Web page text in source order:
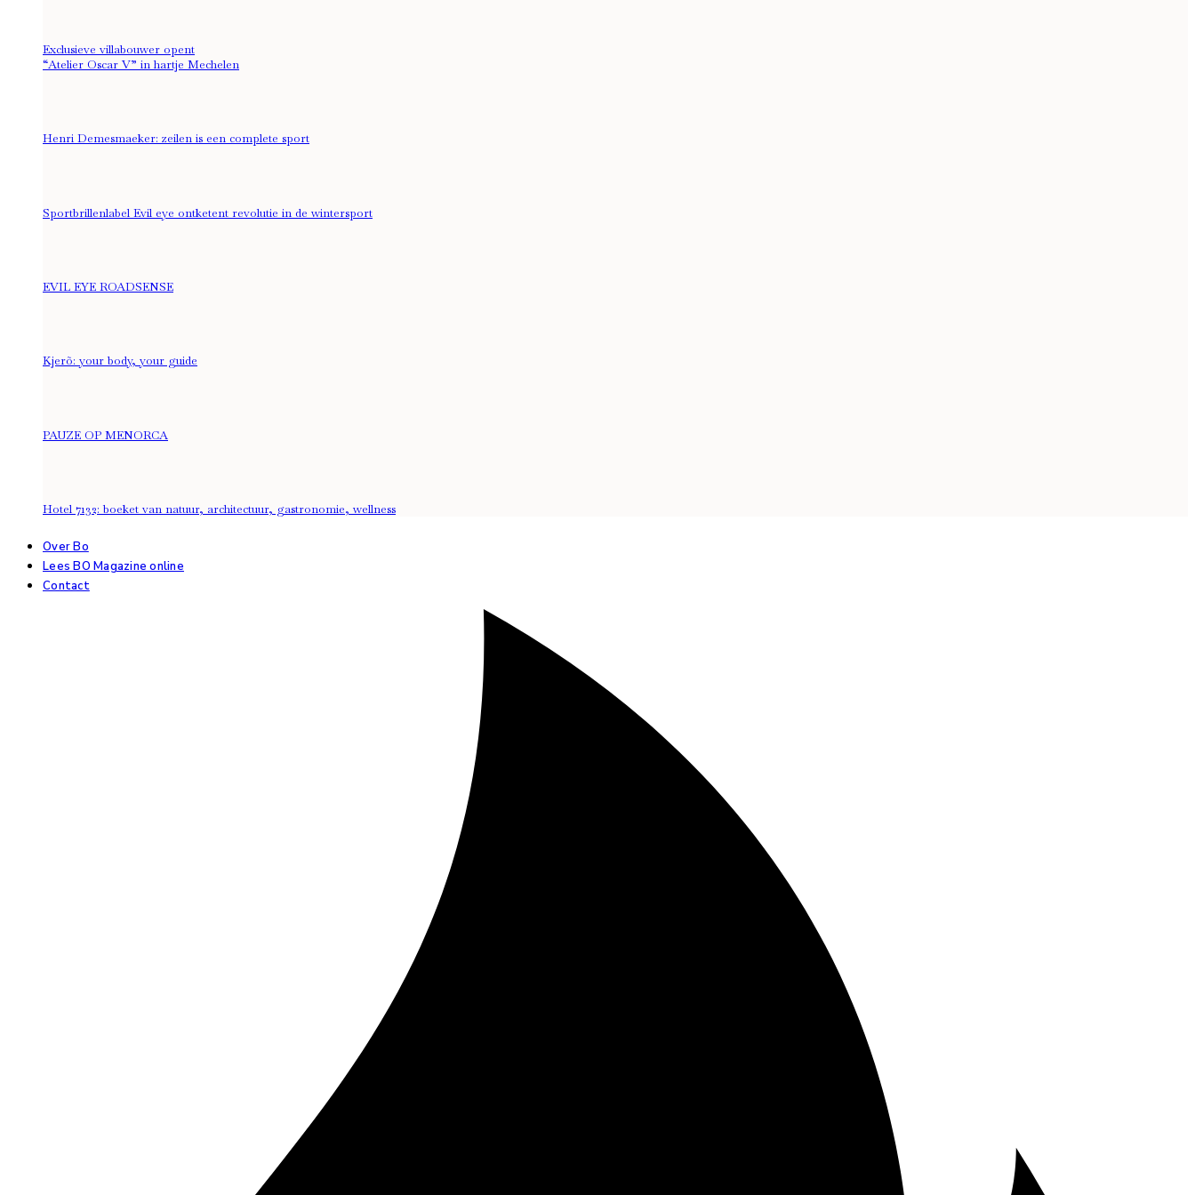
Exclusieve villabouwer opent
“Atelier Oscar V” in hartje Mechelen
Henri Demesmaeker: zeilen is een complete sport
Sportbrillenlabel Evil eye ontketent revolutie in de wintersport
EVIL EYE ROADSENSE
Kjerõ: your body, your guide
PAUZE OP MENORCA
Hotel 7132: boeket van natuur, architectuur, gastronomie, wellness
Over Bo
Lees BO Magazine online
Contact